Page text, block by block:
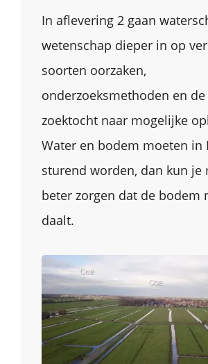
In aflevering 2 gaan
wetenschap dieper in op
soorten oorzaken,
onderzoeksmethoden en
zoektocht naar mogelijke
Water en bodem moeten in
sturend worden, dan kun je
beter zorgen dat de bodem
daalt.